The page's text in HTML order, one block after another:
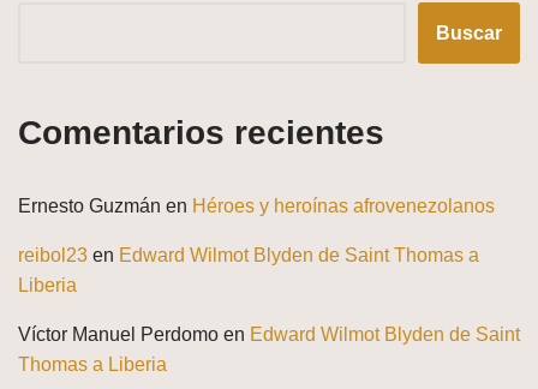
Buscar
Comentarios recientes
Ernesto Guzmán en Héroes y heroínas afrovenezolanos
reibol23 en Edward Wilmot Blyden de Saint Thomas a
Liberia
Víctor Manuel Perdomo en Edward Wilmot Blyden de Saint
Thomas a Liberia